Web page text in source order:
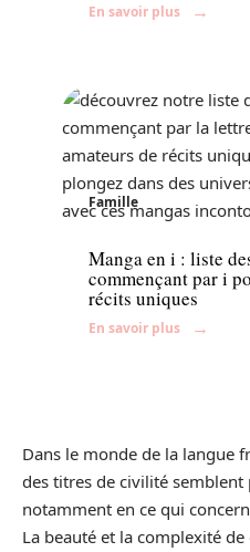
En savoir plus
Famille
Manga en i : liste
commençant par i
récits uniques
En savoir plus
Dans le monde de la langue
des titres de civilité semblent
notamment en ce qui
La beauté et la complexité